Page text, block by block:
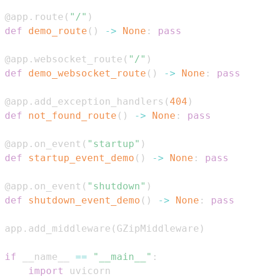
@app . route ( "/" )
def
demo_route ( ) -> None : pass
@app . websocket_route ( "/" )
def
demo_websocket_route ( ) -> None : pass
@app . add_exception_handlers (404 )
def
not_found_route ( ) -> None : pass
@app . on_event ( "startup" )
def
startup_event_demo ( ) -> None : pass
@app . on_event ( "shutdown" )
def
shutdown_event_demo ( ) -> None : pass
app . add_middleware ( GZipMiddleware )
if __name__ == "__main__" :
import